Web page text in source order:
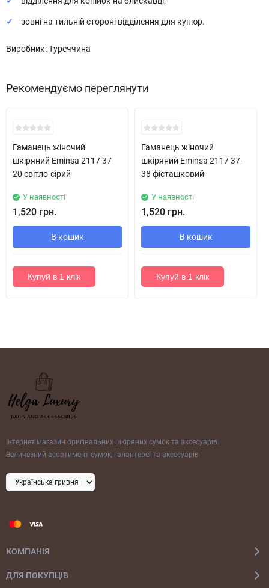
зовні на тильній стороні відділення для купюр.
Виробник: Туреччина
Рекомендуємо переглянути
Хіт!
Гаманець жіночий
шкіряний Eminsa 2117 37-
20 світло-сірий
У наявності
1,520 грн.
В кошик
Купуй в 1 клік
Хіт!
Гаманець жіночий
шкіряний Eminsa 2117 37-
38 фісташковий
У наявності
1,520 грн.
В кошик
Купуй в 1 клік
Інтернет магазин оригінальних шкіряних сумок та аксесуарів.
Величезний асортимент сумок, галантереї та аксесуарів
КОМПАНІЯ
ДЛЯ ПОКУПЦІВ